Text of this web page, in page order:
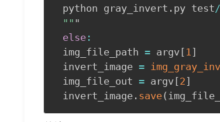
python gray_invert . py test/
"" "
else :
img_file_path = argv [ 1 ]
invert_image =
img_file_out = argv [2 ]
invert_image . save(